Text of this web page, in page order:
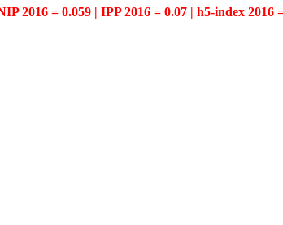
2016 = 0.059 | IPP 2016 = 0.07 | h5-index 2016